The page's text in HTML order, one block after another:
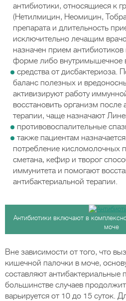
антибиотики, относящиеся к
(Нетилмицин, Неомицин,
препарата и длительность
исключительно лечащим
назначен прием антибиотиков
форме либо внутримышечное
средства от дисбактериоза.
баланс полезных и
активизируют работу
восстановить организм после
терапии, чаще назначают
противовоспалительные
также пациентам
потребление кисломолочных
сметана, кефир и творог
иммунитета и помогают
антибактериальной терапии.
Антибиотики включают в
моче
Вне зависимости от того, что
кишечной палочки в моче,
составляют антибактериальные
большинстве случаев
варьируется от 10 до 15 суток.